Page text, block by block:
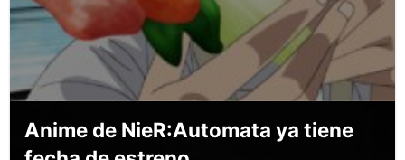
Anime de NieR:Automata ya tiene